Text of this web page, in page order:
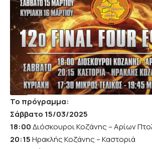
Το πρόγραμμα:
Σάββατο 15/03/2025
18:00Διόσκουροι Κοζάνης – Αρίων
20:15Ηρακλής Κοζάνης – Καστοριά